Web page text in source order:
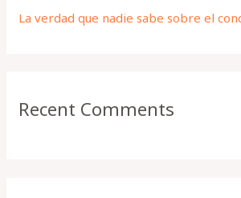
La verdad que nadie sabe sobre el
Recent Comments